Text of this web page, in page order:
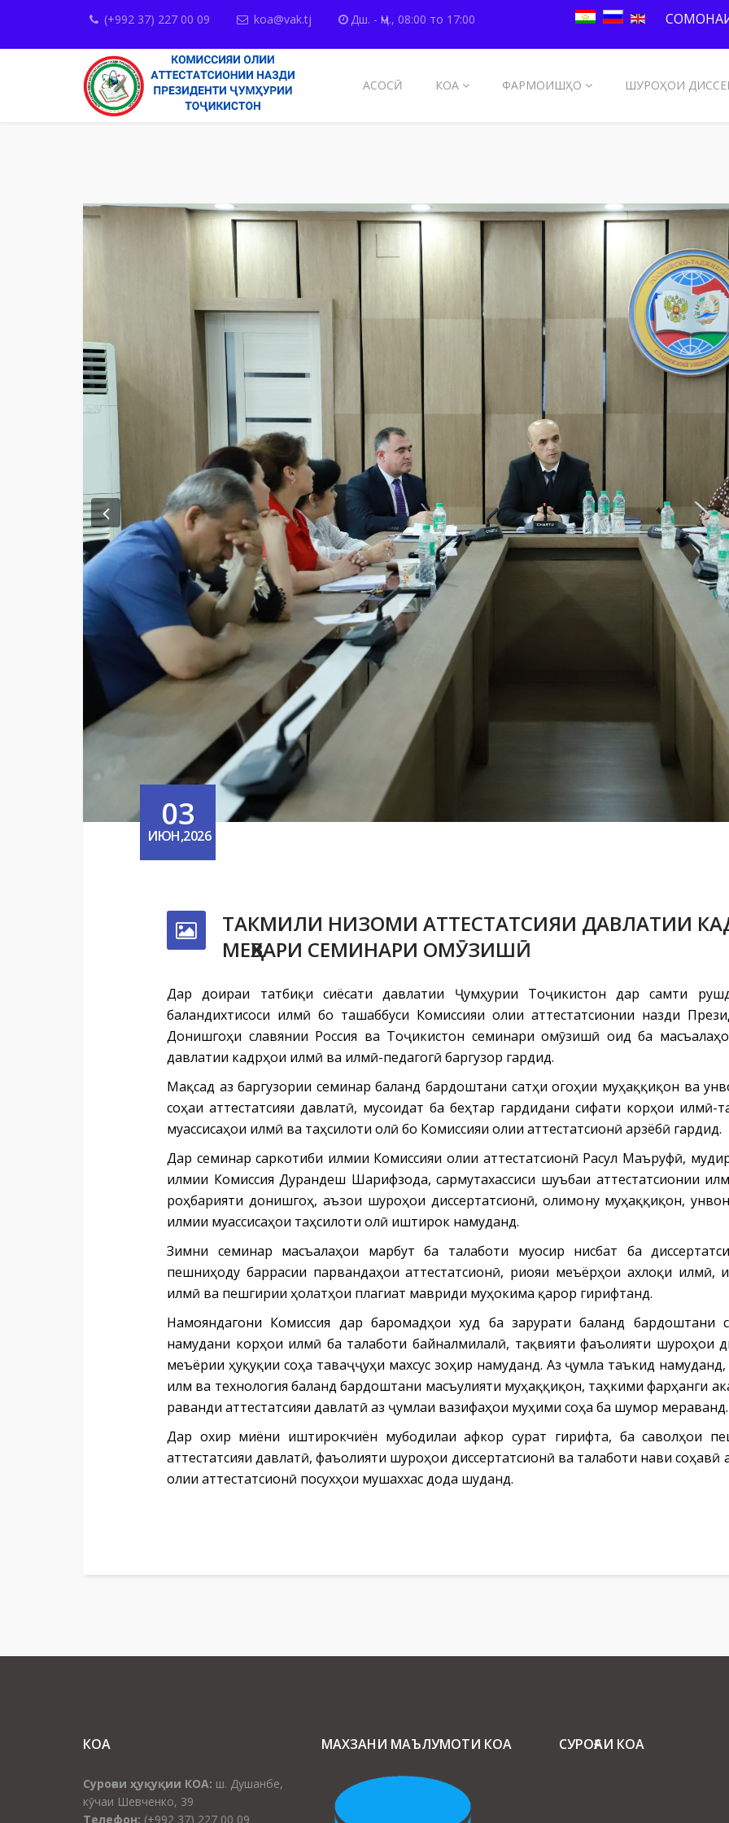
(+992 37) 227 00 09 koa@vak.tj Дш. - Ҷм., 08:00 то 17:00
АСОСӢ КОА ФАРМОИШҲО ШУРОҲОИ
Previous
03
ИЮН,2026
ТАКМИЛИ НИЗОМИ АТТЕСТАТСИЯИ ДАВЛАТИИ
МЕҲВАРИ СЕМИНАРИ ОМӮЗИШӢ
Дар доираи татбиқи сиёсати давлатии Ҷумҳурии Тоҷикистон дар самти
баландихтисоси илмӣ бо ташаббуси Комиссияи олии аттестатсионии назди
Донишгоҳи славянии Россия ва Тоҷикистон семинари омӯзишӣ оид ба
давлатии кадрҳои илмӣ ва илмӣ-педагогӣ баргузор гардид.
Мақсад аз баргузории семинар баланд бардоштани сатҳи огоҳии муҳаққиқон ва
соҳаи аттестатсияи давлатӣ, мусоидат ба беҳтар гардидани сифати корҳои
муассисаҳои илмӣ ва таҳсилоти олӣ бо Комиссияи олии аттестатсионӣ арзёбӣ гардид.
Дар семинар саркотиби илмии Комиссияи олии аттестатсионӣ Расул Маъруфӣ,
илмии Комиссия Дурандеш Шарифзода, сармутахассиси шуъбаи аттестатсионии
роҳбарияти донишгоҳ, аъзои шуроҳои диссертатсионӣ, олимону муҳаққиқон,
илмии муассисаҳои таҳсилоти олӣ иштирок намуданд.
Зимни семинар масъалаҳои марбут ба талаботи муосир нисбат ба
пешниҳоду баррасии парвандаҳои аттестатсионӣ, риояи меъёрҳои ахлоқи илмӣ,
илмӣ ва пешгирии ҳолатҳои плагиат мавриди муҳокима қарор гирифтанд.
Намояндагони Комиссия дар баромадҳои худ ба зарурати баланд бардоштани
намудани корҳои илмӣ ба талаботи байналмилалӣ, тақвияти фаъолияти шуроҳои
меъёрии ҳуқуқии соҳа таваҷҷуҳи махсус зоҳир намуданд. Аз ҷумла таъкид
илм ва технология баланд бардоштани масъулияти муҳаққиқон, таҳкими фарҳанги
раванди аттестатсияи давлатӣ аз ҷумлаи вазифаҳои муҳими соҳа ба шумор мераванд.
Дар охир миёни иштирокчиён мубодилаи афкор сурат гирифта, ба саволҳои
аттестатсияи давлатӣ, фаъолияти шуроҳои диссертатсионӣ ва талаботи нави
олии аттестатсионӣ посухҳои мушаххас дода шуданд.
КОА
Суроғаи ҳуқуқии КОА: ш. Душанбе,
кӯчаи Шевченко, 39
Телефон: (+992 37) 227 00 09
МАХЗАНИ МАЪЛУМОТИ КОА СУРОҒАИ КОА